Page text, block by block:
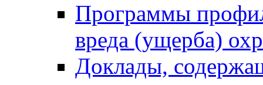
Программы
вреда (ущерба)
Доклады,